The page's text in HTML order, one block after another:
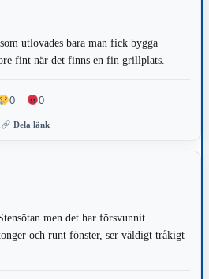
utlovades bara man fick bygga
fint när det finns en fin grillplats.
0 0
Dela länk
men det har försvunnit.
och runt fönster, ser väldigt tråkigt